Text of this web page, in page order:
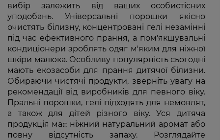
вибір залежить від ваших особистісних
уподобань. Універсальні порошки якісно
очистять білизну, концентровані гелі незамінні
під час ефективного прання, а пом'якшувальні
кондиціонери зроблять одяг м'яким для ніжної
шкіри малюка. Особливу популярність сьогодні
мають екозасоби для прання дитячої білизни.
Обираючи чистячі продукти, зверніть увагу на
рекомендації від виробників для певного віку.
Пральні порошки, гелі підходять для немовлят,
а також для дітей різного віку. Уся дитяча
продукція має ніжний натуральний аромат або
повну відсутність запаху. Розглядайте